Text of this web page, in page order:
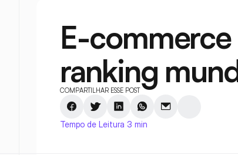
E-
ranking
COMPARTILHAR ESSE POST
Tempo de Leitura 3 min